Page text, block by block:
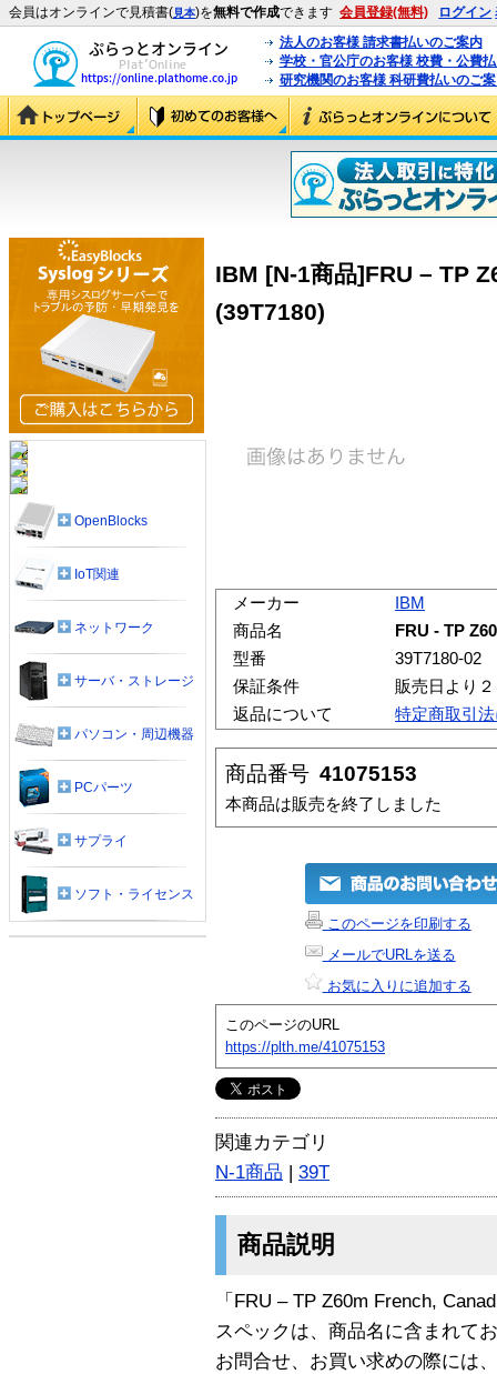
会員はオンラインで見積書(見本)を無料で作成できます 会員登録(無料) ログイン
法人のお客様 請求書払いのご案内
学校・官公庁のお客様 校費・公費
研究機関のお客様 科研費払いのご
IBM [N-1商品]FRU – TP
(39T7180)
メーカー
IBM
商品名
FRU - TP
型番
39T7180-02
保証条件
販売日より
返品について
特定商取引
商品番号 41075153
本商品は販売を終了しました
このページを印刷する
メールでURLを送る
お気に入りに追加する
このページのURL
https://plth.me/41075153
関連カテゴリ
N-1商品 | 39T
商品説明
「FRU – TP Z60m French,
スペックは、商品名に含まれて
お問合せ、お買い求めの際には
OpenBlocks
IoT関連
ネットワーク
サーバ・ストレージ
パソコン・周辺機器
PCパーツ
サプライ
ソフト・ライセンス